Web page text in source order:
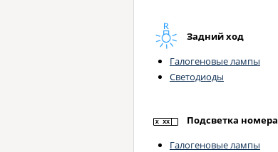
Задний ход
Галогеновые лампы
Светодиоды
Подсветка номера
Галогеновые лампы